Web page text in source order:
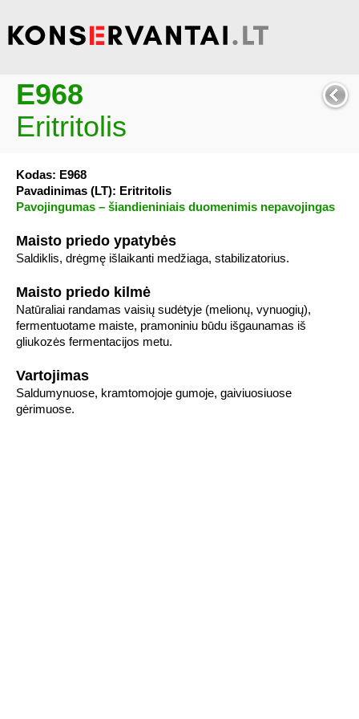
E968
Eritritolis
Kodas: E968
Pavadinimas (LT): Eritritolis
Pavojingumas – šiandieniniais duomenimis nepavojingas
Maisto priedo ypatybės
Saldiklis, drėgmę išlaikanti medžiaga, stabilizatorius.
Maisto priedo kilmė
Natūraliai randamas vaisių sudėtyje (melionų, vynuogių),
fermentuotame maiste, pramoniniu būdu išgaunamas iš
gliukozės fermentacijos metu.
Vartojimas
Saldumynuose, kramtomojoje gumoje, gaiviuosiuose
gėrimuose.